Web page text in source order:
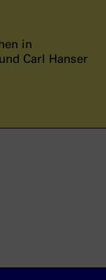
in
Carl Hanser